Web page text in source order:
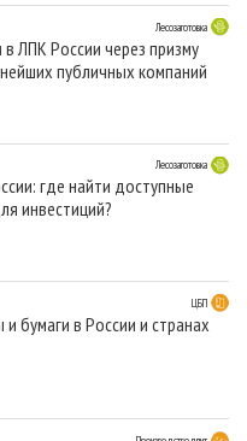
Лесозаготовка
в ЛПК России через призму
публичных компаний
Лесозаготовка
где найти доступные
инвестиций?
ЦБП
бумаги в России и странах